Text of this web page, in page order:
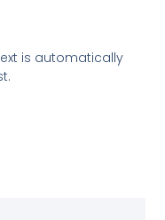
is automatically